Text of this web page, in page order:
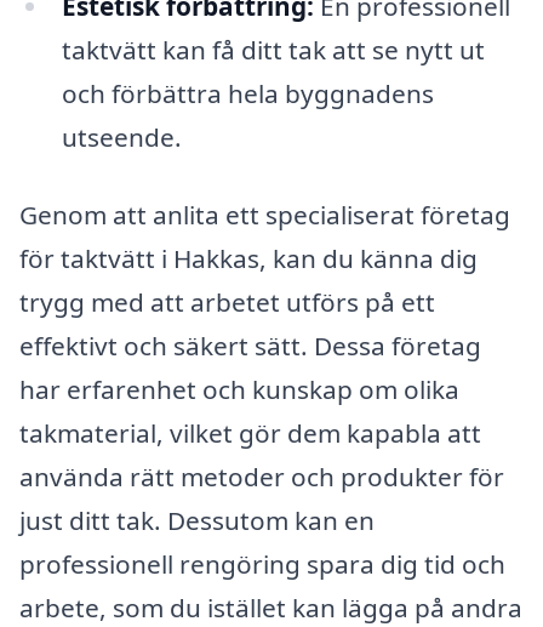
taktvätt kan få ditt tak att se nytt ut
och förbättra hela byggnadens
utseende.
Genom att anlita ett specialiserat företag
för taktvätt i Hakkas, kan du känna dig
trygg med att arbetet utförs på ett
effektivt och säkert sätt. Dessa företag
har erfarenhet och kunskap om olika
takmaterial, vilket gör dem kapabla att
använda rätt metoder och produkter för
just ditt tak. Dessutom kan en
professionell rengöring spara dig tid och
arbete, som du istället kan lägga på andra